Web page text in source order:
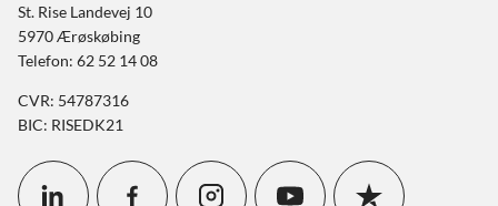
St. Rise Landevej 10
5970 Ærøskøbing
Telefon: 62 52 14 08
CVR: 54787316
BIC: RISEDK21